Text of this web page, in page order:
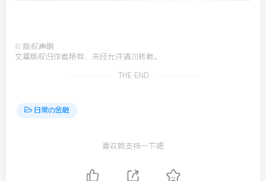
© 版权声明
文章版权归作者所有，未经允许请勿转载。
THE END
日常の金融
喜欢就支持一下吧